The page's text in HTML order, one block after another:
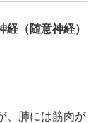
経（随意神経）
、肺には筋肉が